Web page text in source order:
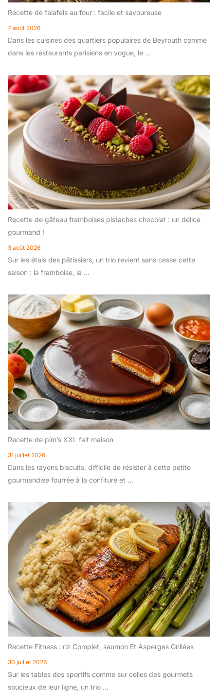
Recette de falafels au four : facile et savoureuse
7 août 2026
Dans les cuisines des quartiers populaires de Beyrouth comme
dans les restaurants parisiens en vogue, le ...
Recette de gâteau framboises pistaches chocolat : un délice
gourmand !
3 août 2026
Sur les étals des pâtissiers, un trio revient sans cesse cette
saison : la framboise, la ...
Recette de pim’s XXL fait maison
31 juillet 2026
Dans les rayons biscuits, difficile de résister à cette petite
gourmandise fourrée à la confiture et ...
Recette Fitness : riz Complet, saumon Et Asperges Grillées
30 juillet 2026
Sur les tables des sportifs comme sur celles des gourmets
soucieux de leur ligne, un trio ...